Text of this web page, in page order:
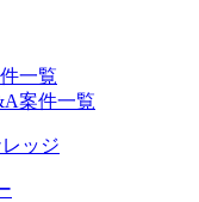
一覧
案件一覧
ッジ